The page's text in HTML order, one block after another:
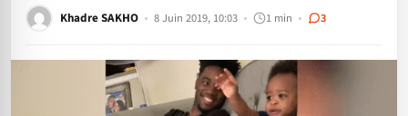
Khadre SAKHO 8 Juin 2019, 10:03 1 min 3